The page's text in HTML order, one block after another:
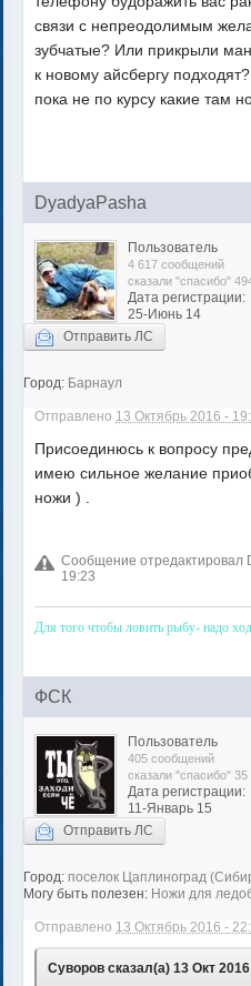
связи с непреодолимым
зубчатые? Или прикрыли
к новому айсбергу
пока не по курсу какие там
DyadyaPasha
Пользователь
4 617 сообщений
сказали "спасибо"
Дата регистрации:
25-Июнь 14
Отправить ЛС
Город: Барнаул
Отправлено 13 Октябрь 2016 -
Присоединюсь к вопросу
имею сильное желание
ножи ) .
Сообщение отредактировал
19:23
Для того чтобы ловить рыбу- надо
ФСК
Пользователь
405 сообщений
сказали "спасибо" 35
Дата регистрации:
11-Январь 15
Отправить ЛС
Город: поселок Цаплиноград
Могу быть полезен: Ножи для
Отправлено 13 Октябрь 2016 -
Суворов сказал(а) 13 Окт